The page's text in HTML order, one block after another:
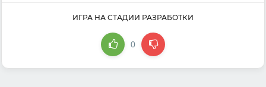
ИГРА НА СТАДИИ РАЗРАБОТКИ
0